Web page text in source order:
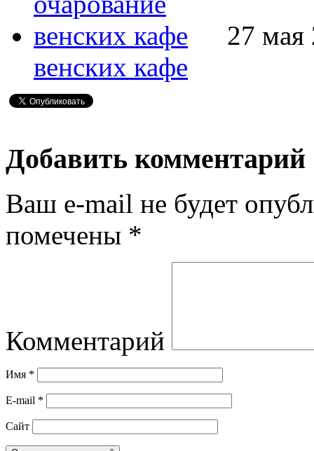
27
венских кафе
Добавить комментарий
Ваш e-mail не будет
помечены *
Комментарий
Имя *
E-mail *
Сайт